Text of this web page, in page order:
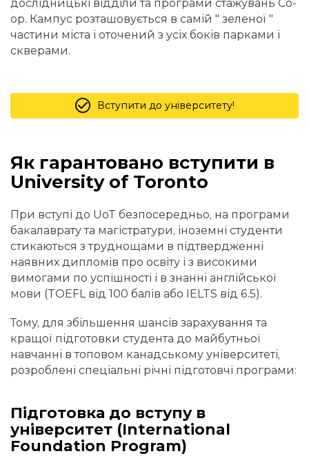
дослідницькі відділи та програми стажувань Co-
op. Кампус розташовується в самій " зеленої "
частини міста і оточений з усіх боків парками і
скверами.
Вступити до університету!
Як гарантовано вступити в
University of Toronto
При вступі до UoT безпосередньо, на програми
бакалаврату та магістратури, іноземні студенти
стикаються з труднощами в підтвердженні
наявних дипломів про освіту і з високими
вимогами по успішності і в знанні англійської
мови (TOEFL від 100 балів або IELTS від 6.5).
Тому, для збільшення шансів зарахування та
кращої підготовки студента до майбутньої
навчанні в топовом канадському університеті,
розроблені спеціальні річні підготовчі програми:
Підготовка до вступу в
університет (International
Foundation Program)